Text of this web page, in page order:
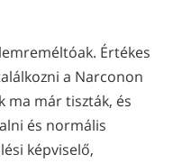
Értékes
a Narconon
ma már tiszták, és
és normális
képviselő,